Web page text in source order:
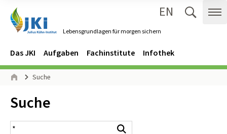
Lebensgrundlagen für morgen sichern
EN
Navigation
Hauptmenü
Das JKI Aufgaben Fachinstitute Infothek
Seitenpfad
Suche
Inhalt:
Suche
Suchergebnis